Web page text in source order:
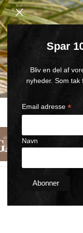
Spar
Bliv en del af
nyheder. Som
Email adresse *
Navn
– og
HURTIG LEVERING
1-5 HVERDAGE